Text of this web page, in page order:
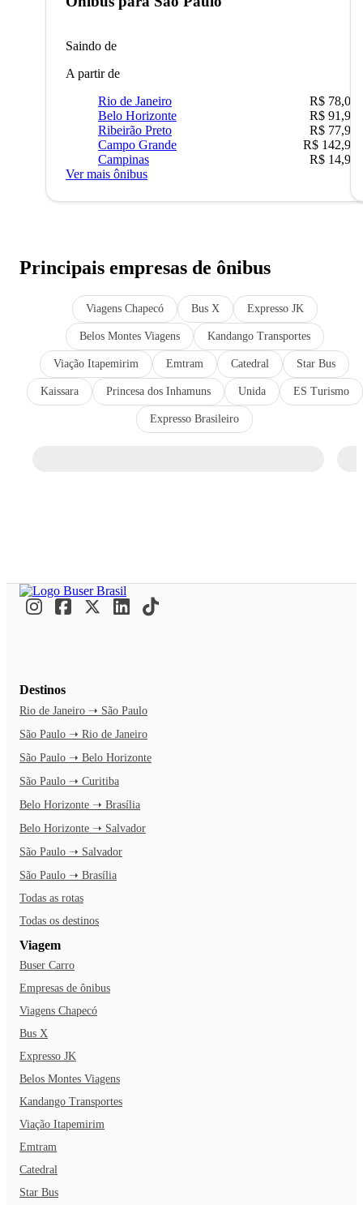
Saindo de
A partir de
Rio de Janeiro
R$ 78,02
Belo Horizonte
R$ 91,90
Ribeirão Preto
R$ 77,90
Campo Grande
R$ 142,90
Campinas
R$ 14,90
Ver mais ônibus
Principais empresas de ônibus
Viagens Chapecó Bus X Expresso JK
Belos Montes Viagens Kandango Transportes
Viação Itapemirim Emtram Catedral Star Bus
Kaissara Princesa dos Inhamuns Unida ES Turismo
Expresso Brasileiro
Destinos
Rio de Janeiro ➝ São Paulo
São Paulo ➝ Rio de Janeiro
São Paulo ➝ Belo Horizonte
São Paulo ➝ Curitiba
Belo Horizonte ➝ Brasília
Belo Horizonte ➝ Salvador
São Paulo ➝ Salvador
São Paulo ➝ Brasília
Todas as rotas
Todas os destinos
Viagem
Buser Carro
Empresas de ônibus
Viagens Chapecó
Bus X
Expresso JK
Belos Montes Viagens
Kandango Transportes
Viação Itapemirim
Emtram
Catedral
Star Bus